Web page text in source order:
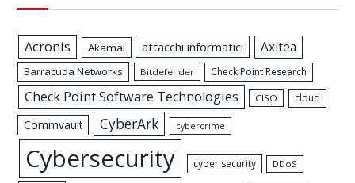
Acronis Akamai attacchi informatici Axitea
Barracuda Networks Bitdefender Check Point Research
Check Point Software Technologies CISO cloud
Commvault CyberArk cybercrime
Cybersecurity cyber security DDoS